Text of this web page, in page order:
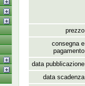
prezzo
consegna e
pagamento
data pubblicazione
data scadenza